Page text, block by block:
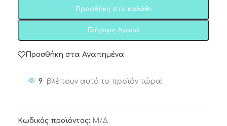
Προσθήκη στο καλάθι
Γρήγορη Αγορά
Προσθήκη στα Αγαπημένα
9 βλέπουν αυτό το προϊόν τώρα!
Κωδικός προϊόντος: Μ/Δ